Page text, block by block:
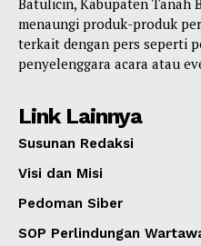
menaungi produk-produk
terkait dengan pers seperti
penyelenggara acara atau
Link Lainnya
Susunan Redaksi
Visi dan Misi
Pedoman Siber
SOP Perlindungan